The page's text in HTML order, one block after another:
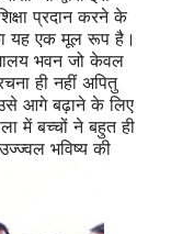
प्रदान करने के
यह एक मूल रूप है।
भवन जो केवल
ही नहीं अपितु
आगे बढ़ाने के लिए
में बच्चों ने बहुत ही
भविष्य की